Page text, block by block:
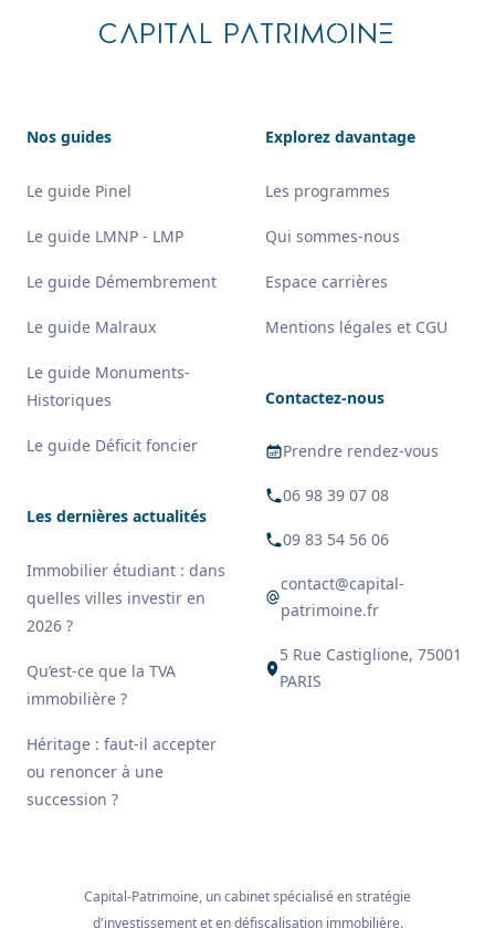
CAPITAL PATRIMOINE
Nos guides
Le guide Pinel
Le guide LMNP - LMP
Le guide Démembrement
Le guide Malraux
Le guide Monuments-
Historiques
Le guide Déficit foncier
Les dernières actualités
Immobilier étudiant : dans
quelles villes investir en
2026 ?
Qu’est-ce que la TVA
immobilière ?
Héritage : faut-il accepter
ou renoncer à une
succession ?
Explorez davantage
Les programmes
Qui sommes-nous
Espace carrières
Mentions légales et CGU
Contactez-nous
Prendre rendez-vous
06 98 39 07 08
09 83 54 56 06
contact@capital-
patrimoine.fr
5 Rue Castiglione, 75001
PARIS
Capital-Patrimoine, un cabinet spécialisé en stratégie
d'investissement et en défiscalisation immobilière.